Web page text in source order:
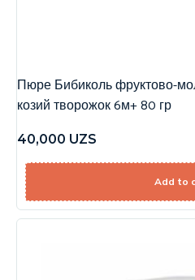
Пюре Бибиколь фруктово-
козий творожок 6м+ 80 гр
40,000 UZS
Add to